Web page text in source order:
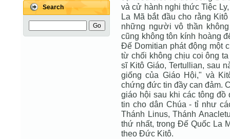
Search
và cử hành nghi thức Tiệc
La Mã bắt đầu cho rằng
những người vô thần
cũng không tôn kính hoàng
Ðế Domitian phát động một
từ chối không chịu coi ông
sĩ Kitô Giáo, Tertullian, sau
giống của Giáo Hội," và
chứng đức tin đầy can đảm.
giáo hội sau khi các tông
tin cho dân Chúa - tỉ như
Thánh Linus, Thánh
thứ nhất, trong Ðế Quốc La
theo Ðức Kitô.